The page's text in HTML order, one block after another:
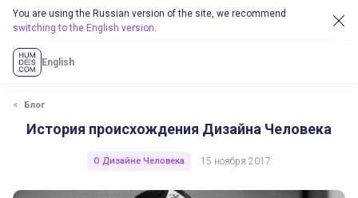
You are using the Russian version of the site, we recommend
switching to the English version.
English
Блог
История происхождения Дизайна Человека
О Дизайне Человека 15 ноября 2017